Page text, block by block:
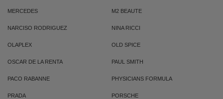
MERCEDES M2 BEAUTE
NARCISO RODRIGUEZ NINA RICCI
OLAPLEX OLD SPICE
OSCAR DE LA RENTA PAUL SMITH
PACO RABANNE PHYSICIANS FORMULA
PRADA PORSCHE